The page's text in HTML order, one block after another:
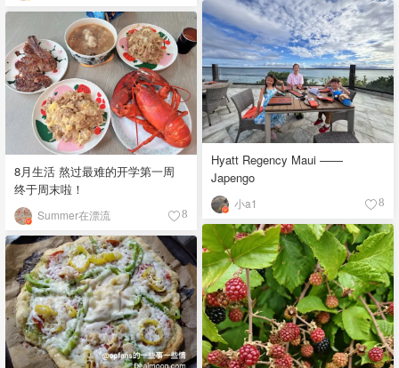
Hyatt Regency Maui ——
Japengo
小a1 8
8月生活 熬过最难的开学第一周
终于周末啦！
Summer在漂流 8